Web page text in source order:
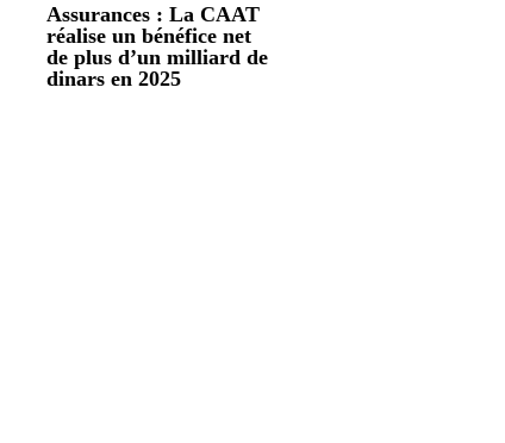
Assurances : La CAAT
réalise un bénéfice net
de plus d’un milliard de
dinars en 2025